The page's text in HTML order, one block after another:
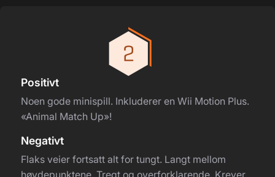
Positivt
Noen gode minispill. Inkluderer en Wii Motion Plus.
«Animal Match Up»!
Negativt
Flaks veier fortsatt alt for tungt. Langt mellom
høydepunktene. Tregt og overforklarende. Krever